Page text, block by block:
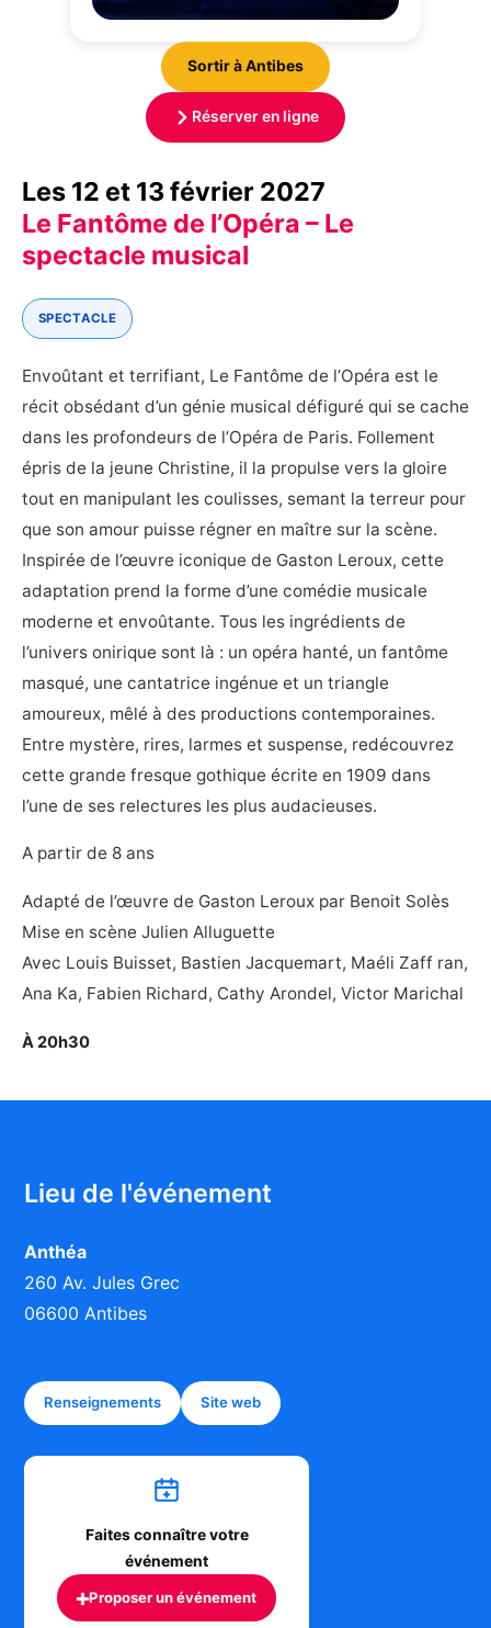
Les 12 et 13 février 2027
Le Fantôme de l’Opéra – Le
spectacle musical
SPECTACLE
Envoûtant et terrifiant, Le Fantôme de l’Opéra est le
récit obsédant d’un génie musical défiguré qui se cache
dans les profondeurs de l’Opéra de Paris. Follement
épris de la jeune Christine, il la propulse vers la gloire
tout en manipulant les coulisses, semant la terreur pour
que son amour puisse régner en maître sur la scène.
Inspirée de l’œuvre iconique de Gaston Leroux, cette
adaptation prend la forme d’une comédie musicale
moderne et envoûtante. Tous les ingrédients de
l’univers onirique sont là : un opéra hanté, un fantôme
masqué, une cantatrice ingénue et un triangle
amoureux, mêlé à des productions contemporaines.
Entre mystère, rires, larmes et suspense, redécouvrez
cette grande fresque gothique écrite en 1909 dans
l’une de ses relectures les plus audacieuses.
A partir de 8 ans
Adapté de l’œuvre de Gaston Leroux par Benoit Solès
Mise en scène Julien Alluguette
Avec Louis Buisset, Bastien Jacquemart, Maéli Zaff ran,
Ana Ka, Fabien Richard, Cathy Arondel, Victor Marichal
À 20h30
Sortir à Antibes
Réserver en ligne
Lieu de l'événement
Anthéa
260 Av. Jules Grec
06600 Antibes
Renseignements Site web
Faites connaître votre
événement
+Proposer un événement